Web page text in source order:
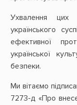
Ухвалення цих
українського
ефективної
української
безпеки.
Ми вітаємо
7273-д «Про